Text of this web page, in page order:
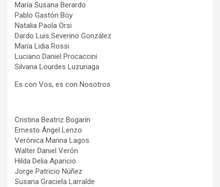
María Susana Berardo
Pablo Gastón Boy
Natalia Paola Orsi
Dardo Luis Severino González
María Lidia Rossi
Luciano Daniel Procaccini
Silvana Lourdes Luzuriaga
Es con Vos, es con Nosotros
Cristina Beatriz Bogarín
Ernesto Ángel Lenzo
Verónica Marina Lagos
Walter Daniel Verón
Hilda Delia Aparicio
Jorge Patricio Núñez
Susana Graciela Larralde